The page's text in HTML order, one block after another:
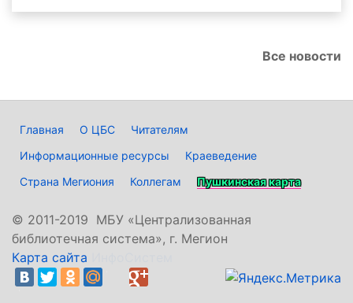
Все новости
Главная О ЦБС
Читателям
Информационные ресурсы
Краеведение
Страна Мегиония
Коллегам Пушкинская карта
© 2011-2019 МБУ «Централизованная
библиотечная система», г. Мегион
Карта сайта